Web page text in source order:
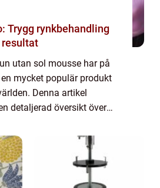
Trygg rynkbehandling
utan sol mousse har på
mycket populär produkt
Denna artikel
detaljerad översikt över
varianter för att hjälpa...